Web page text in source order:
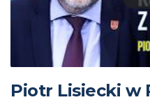
Piotr Lisiecki w